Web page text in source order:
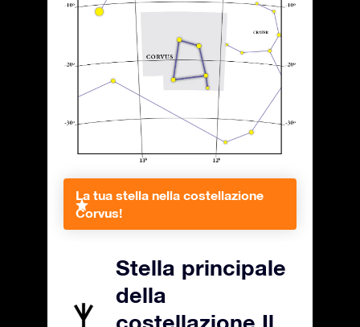
La tua stella nella costellazione
Corvus!
Stella principale
della